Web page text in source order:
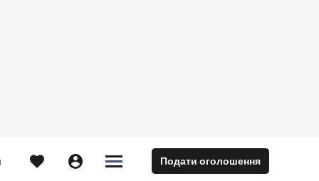
  

 Подати оголошення